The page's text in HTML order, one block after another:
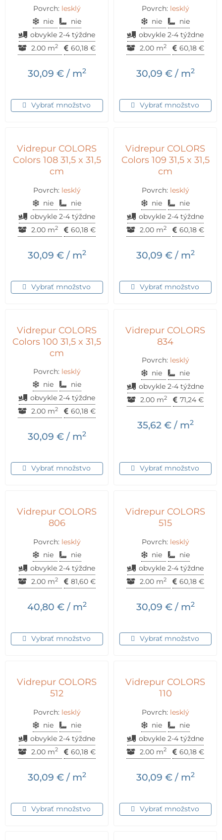
Povrch: lesklý
nie
nie
obvykle 2-4 týždne
2.00 m2 60,18 €
30,09 €/ m2
Vybrať množstvo
Povrch: lesklý
nie
nie
obvykle 2-4 týždne
2.00 m2 60,18 €
30,09 €/ m2
Vybrať množstvo
Vidrepur COLORS
Colors 108 31,5 x 31,5
cm
Povrch: lesklý
nie
nie
obvykle 2-4 týždne
2.00 m2 60,18 €
30,09 €/ m2
Vybrať množstvo
Vidrepur COLORS
Colors 109 31,5 x 31,5
cm
Povrch: lesklý
nie
nie
obvykle 2-4 týždne
2.00 m2 60,18 €
30,09 €/ m2
Vybrať množstvo
Vidrepur COLORS
Colors 100 31,5 x 31,5
cm
Povrch: lesklý
nie
nie
obvykle 2-4 týždne
2.00 m2 60,18 €
30,09 €/ m2
Vybrať množstvo
Vidrepur COLORS
834
Povrch: lesklý
nie
nie
obvykle 2-4 týždne
2.00 m2 71,24 €
35,62 €/ m2
Vybrať množstvo
Vidrepur COLORS
806
Povrch: lesklý
nie
nie
obvykle 2-4 týždne
2.00 m2 81,60 €
40,80 €/ m2
Vybrať množstvo
Vidrepur COLORS
515
Povrch: lesklý
nie
nie
obvykle 2-4 týždne
2.00 m2 60,18 €
30,09 €/ m2
Vybrať množstvo
Vidrepur COLORS
512
Povrch: lesklý
nie
nie
obvykle 2-4 týždne
2.00 m2 60,18 €
30,09 €/ m2
Vybrať množstvo
Vidrepur COLORS
110
Povrch: lesklý
nie
nie
obvykle 2-4 týždne
2.00 m2 60,18 €
30,09 €/ m2
Vybrať množstvo